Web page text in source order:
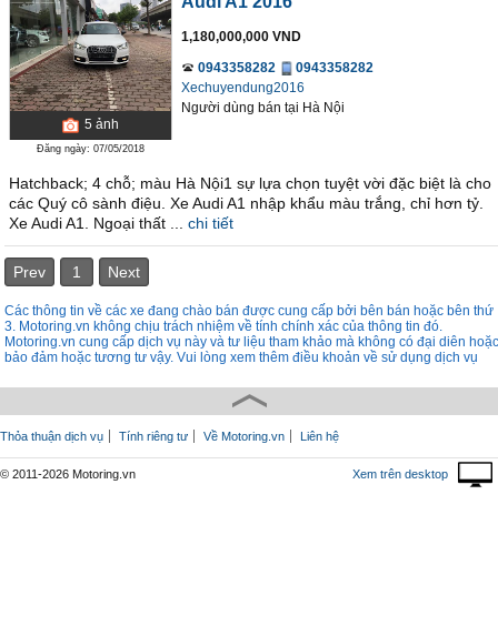
5 ảnh
Đăng ngày: 07/05/2018
1,180,000,000 VND
0943358282
0943358282
Xechuyendung2016
Người dùng bán tại Hà Nội
Hatchback; 4 chỗ; màu Hà Nội1 sự lựa chọn tuyệt vời đặc biệt là cho
các Quý cô sành điệu. Xe Audi A1 nhập khẩu màu trắng, chỉ hơn tỷ.
Xe Audi A1. Ngoại thất ...
chi tiết
Prev 1 Next
Các thông tin về các xe đang chào bán được cung cấp bởi bên bán hoặc bên thứ
3. Motoring.vn không chịu trách nhiệm về tính chính xác của thông tin đó.
Motoring.vn cung cấp dịch vụ này và tư liệu tham khảo mà không có đại diên hoặc
bảo đảm hoặc tương tư vậy. Vui lòng xem thêm điều khoản về sử dụng dịch vụ
Thỏa thuận dịch vụ Tính riêng tư Về Motoring.vn Liên hệ
© 2011-2026 Motoring.vn Xem trên desktop